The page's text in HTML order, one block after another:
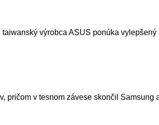
výrobca ASUS ponúka
v tesnom závese skončil